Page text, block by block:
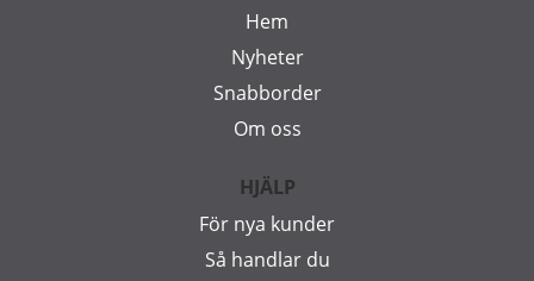
Hem
Nyheter
Snabborder
Om oss
HJÄLP
För nya kunder
Så handlar du